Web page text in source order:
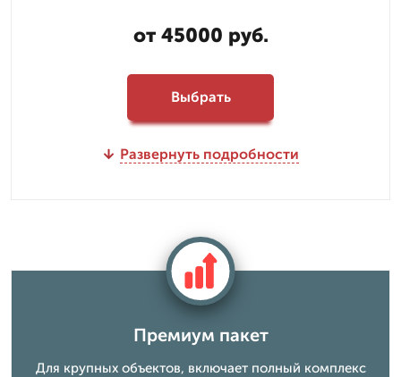
от 45000 руб.
Выбрать
Развернуть подробности
Премиум пакет
Для крупных объектов, включает полный комплекс